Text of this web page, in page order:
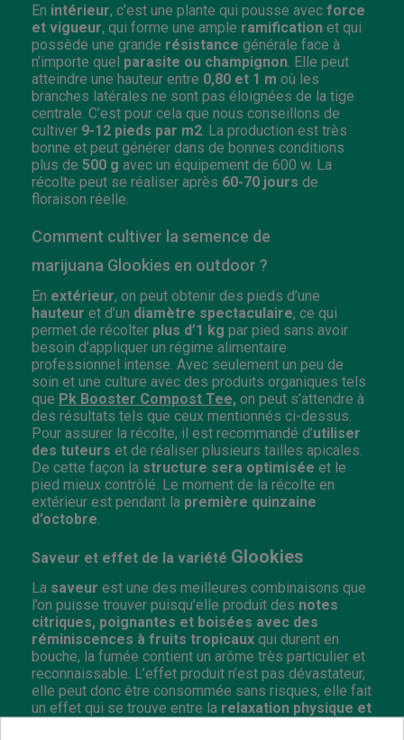
En intérieur, c’est une plante qui pousse avec force
et vigueur, qui forme une ample ramification et qui
possède une grande résistance générale face à
n’importe quel parasite ou champignon . Elle peut
atteindre une hauteur entre 0,80 et 1 m où les
branches latérales ne sont pas éloignées de la tige
centrale. C’est pour cela que nous conseillons de
cultiver 9-12 pieds par m2 . La production est très
bonne et peut générer dans de bonnes conditions
plus de 500 g avec un équipement de 600 w. La
récolte peut se réaliser après 60-70 jours de
floraison réelle.
Comment cultiver la semence de
marijuana Glookies en outdoor ?
En extérieur, on peut obtenir des pieds d’une
hauteur et d’un diamètre spectaculaire, ce qui
permet de récolter plus d’1 kg par pied sans avoir
besoin d’appliquer un régime alimentaire
professionnel intense. Avec seulement un peu de
soin et une culture avec des produits organiques tels
que Pk Booster Compost Tee, on peut s’attendre à
des résultats tels que ceux mentionnés ci-dessus.
Pour assurer la récolte, il est recommandé d’utiliser
des tuteurs et de réaliser plusieurs tailles apicales.
De cette façon la structure sera optimisée et le
pied mieux contrôlé. Le moment de la récolte en
extérieur est pendant la première quinzaine
d’octobre
Saveur et effet de la variété Glookies
La saveur est une des meilleures combinaisons que
l’on puisse trouver puisqu’elle produit des notes
citriques, poignantes et boisées avec des
réminiscences à fruits tropicaux qui durent en
bouche, la fumée contient un arôme très particulier et
reconnaissable. L’effet produit n’est pas dévastateur,
elle peut donc être consommée sans risques, elle fait
un effet qui se trouve entre la relaxation physique et